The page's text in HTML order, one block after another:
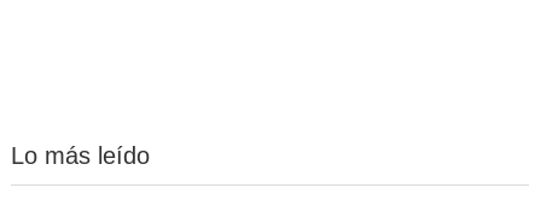
Lo más leído